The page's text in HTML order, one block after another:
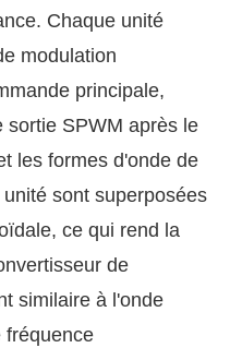
Chaque unité
modulation
principale,
sortie SPWM après le
les formes d'onde de
sont superposées
ce qui rend la
de
similaire à l'onde
fréquence